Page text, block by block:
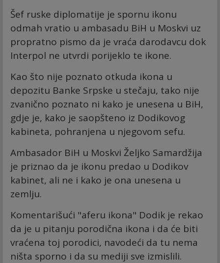
Šef ruske diplomatije je spornu ikonu
odmah vratio u ambasadu BiH u Moskvi uz
propratno pismo da je vraća darodavcu dok
Interpol ne utvrdi porijeklo te ikone.
Kao što nije poznato otkuda ikona u
depozitu Banke Srpske u stečaju, tako nije
zvanično poznato ni kako je unesena u BiH,
gdje je, kako je saopšteno iz Dodikovog
kabineta, pohranjena u njegovom sefu.
Ambasador BiH u Moskvi Željko Samardžija
je priznao da je ikonu predao u Dodikov
kabinet, ali ne i kako je ona unesena u
zemlju.
Komentarišući "aferu ikona" Dodik je rekao
da je u pitanju porodična ikona i da će biti
vraćena toj porodici, navodeći da tu nema
ništa sporno i da su mediji sve izmislili.